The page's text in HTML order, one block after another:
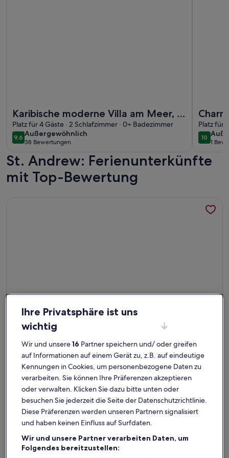
Karibische moderne Villa am Meer, 2
Schlafzimmer
Platz für 4 Gäste · 2 Schlafzimmer · 0+ Badezimmer
9,69,6 von 10
Außergewöhnlich
außergewöhnlich
38 Bewertungen
(38
bewertungen)
WiFi
Platz für
1010 von
1
(1
St. Andrew: Ferienunterkünfte
mit Top-Bewertung
Weitere Infos zu Atemberaubendes modernes Apartment
Nette Unterkunft mit großartiger
Gastgeberin
10 von 10
Außergewöhnlich
außergewöhnlich
15 Bewertungen
bewertungen)
Jane ist eine hervorragende Gastgeberin, fröhlich, entspannt und im
Tourismus auf Grenada engagiert und bekannt. Sie hat uns sehr nett
empfangen und uns nahezu täglich mit Informationen versorgt und war
dabei sehr zuvorkommend und hilfsbereit. Auch Touren und Taxifahrer
Gästen viel Freude begleitet. Die Zimmer waren mit allen wichtigen
Dingen ausgestattet, besonders die Küche. Wer Wert auf eine
Daniel F.
Weitere Infos zu Atemberaubendes modernes Apartment
Ihre Privatsphäre ist uns
wichtig
Wir und unsere16 Partner speichern und/ oder greifen
auf Informationen auf einem Gerät zu, z.B. auf eindeutige
Kennungen in Cookies, um personenbezogene Daten zu
verarbeiten. Sie können Ihre Präferenzen akzeptieren
oder verwalten. Klicken Sie dazu bitte unten oder
besuchen Sie jederzeit die Seite der Datenschutzrichtlinie.
Diese Präferenzen werden unseren Partnern signalisiert
und haben keinen Einfluss auf Surfdaten.
Wir und unsere Partner verarbeiten Daten, um
Folgendes bereitzustellen: